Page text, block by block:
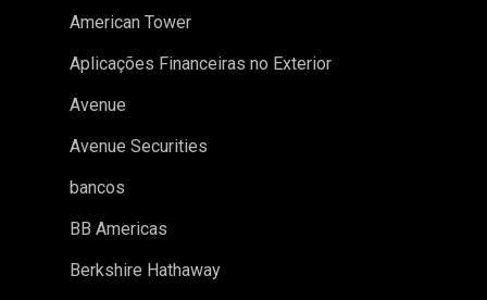
American Tower
Aplicações Financeiras no Exterior
Avenue
Avenue Securities
bancos
BB Americas
Berkshire Hathaway